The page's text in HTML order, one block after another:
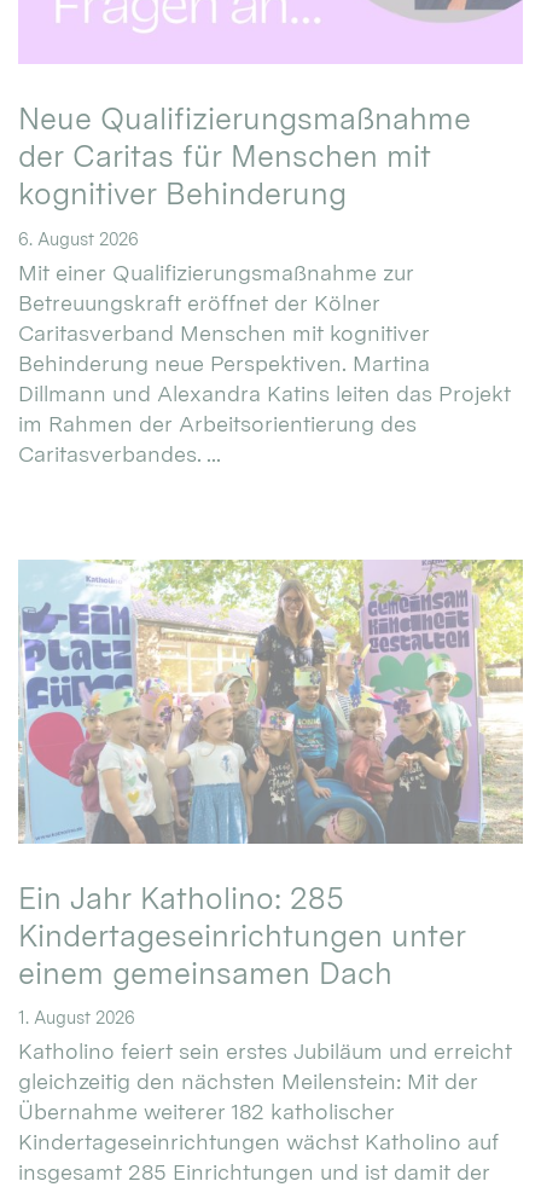
Neue Qualifizierungsmaßnahme
der Caritas für Menschen mit
kognitiver Behinderung
6. August 2026
Mit einer Qualifizierungsmaßnahme zur
Betreuungskraft eröffnet der Kölner
Caritasverband Menschen mit kognitiver
Behinderung neue Perspektiven. Martina
Dillmann und Alexandra Katins leiten das Projekt
im Rahmen der Arbeitsorientierung des
Caritasverbandes. ...
Ein Jahr Katholino: 285
Kindertageseinrichtungen unter
einem gemeinsamen Dach
1. August 2026
Katholino feiert sein erstes Jubiläum und erreicht
gleichzeitig den nächsten Meilenstein: Mit der
Übernahme weiterer 182 katholischer
Kindertageseinrichtungen wächst Katholino auf
insgesamt 285 Einrichtungen und ist damit der